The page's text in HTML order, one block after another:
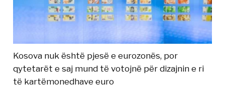
Kosova nuk është pjesë e eurozonës, por
qytetarët e saj mund të votojnë për dizajnin e ri
të kartëmonedhave euro